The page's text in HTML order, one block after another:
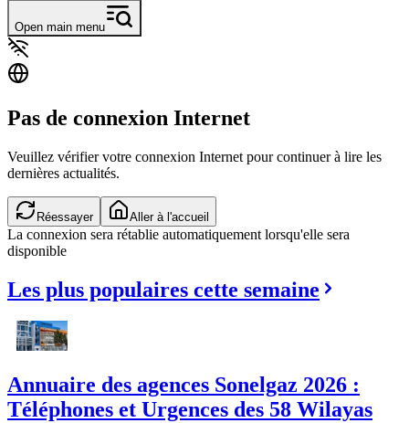
Open main menu
Pas de connexion Internet
Veuillez vérifier votre connexion Internet pour continuer à lire les
dernières actualités.
Réessayer Aller à l'accueil
La connexion sera rétablie automatiquement lorsqu'elle sera
disponible
Les plus populaires cette semaine
Annuaire des agences Sonelgaz 2026 :
Téléphones et Urgences des 58 Wilayas